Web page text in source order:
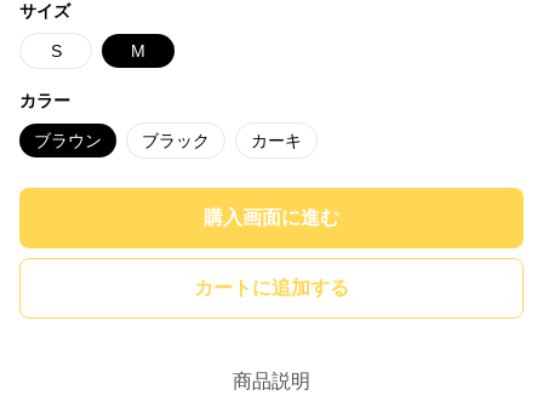
サイズ
S M
カラー
ブラウン ブラック カーキ
購入画面に進む
カートに追加する
商品説明